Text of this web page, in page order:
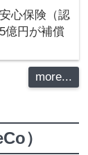
心保険（認
億円が補償
more...
）